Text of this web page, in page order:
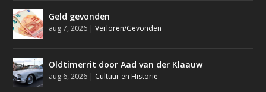
Geld gevonden
aug 7, 2026 |Verloren/Gevonden
Oldtimerrit door Aad van der Klaauw
aug 6, 2026 | Cultuur en Historie